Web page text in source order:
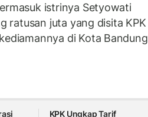
istrinya Setyowati
ratusan juta yang disita KPK
di Kota Bandung
KPK Ungkap Tarif